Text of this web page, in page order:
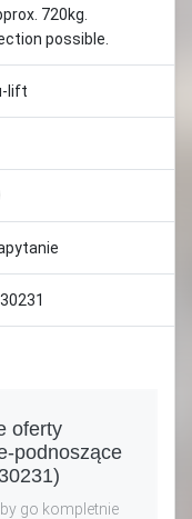
720kg.
possible.
lift
oferty
podnoszące
go kompletnie